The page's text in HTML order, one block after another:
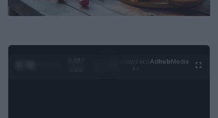
0:29 /
AdhubMedia